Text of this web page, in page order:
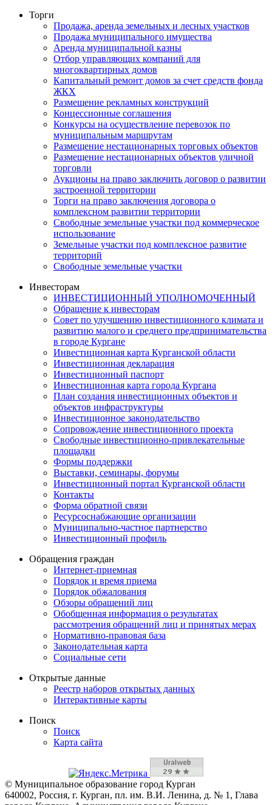
Торги
Продажа, аренда земельных и лесных участков
Продажа муниципального имущества
Аренда муниципальной казны
Отбор управляющих компаний для
многоквартирных домов
Капитальный ремонт домов за счет средств фонда
ЖКХ
Размещение рекламных конструкций
Концессионные соглашения
Конкурсы на осуществление перевозок по
муниципальным маршрутам
Размещение нестационарных торговых объектов
Размещение нестационарных объектов уличной
торговли
Аукционы на право заключить договор о развитии
застроенной территории
Торги на право заключения договора о
комплексном развитии территории
Свободные земельные участки под коммерческое
использование
Земельные участки под комплексное развитие
территорий
Свободные земельные участки
Инвесторам
ИНВЕСТИЦИОННЫЙ УПОЛНОМОЧЕННЫЙ
Обращение к инвесторам
Совет по улучшению инвестиционного климата и
развитию малого и среднего предпринимательства
в городе Кургане
Инвестиционная карта Курганской области
Инвестиционная декларация
Инвестиционный паспорт
Инвестиционная карта города Кургана
План создания инвестиционных объектов и
объектов инфраструктуры
Инвестиционное законодательство
Сопровождение инвестиционного проекта
Свободные инвестиционно-привлекательные
площадки
Формы поддержки
Выставки, семинары, форумы
Инвестиционный портал Курганской области
Контакты
Форма обратной связи
Ресурсоснабжающие организации
Муниципально-частное партнерство
Инвестиционный профиль
Обращения граждан
Интернет-приемная
Порядок и время приема
Порядок обжалования
Обзоры обращений лиц
Обобщенная информация о результатах
рассмотрения обращений лиц и принятых мерах
Нормативно-правовая база
Законодательная карта
Социальные сети
Открытые данные
Реестр наборов открытых данных
Интерактивные карты
Поиск
Поиск
Карта сайта
© Муниципальное образование город Курган
640002, Россия, г. Курган, пл. им. В.И. Ленина, д. № 1, Глава